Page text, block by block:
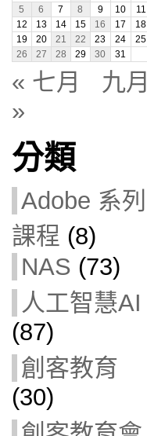
5
6 7 8 9 10
11
12
13 14 15 16 17
18
19
20 21 22 23 24
25
26
27 28 29 30 31
« 七月
九月
»
分類
Adobe 系列
課程 (8)
NAS (73)
人工智慧AI
(87)
創客教育
(30)